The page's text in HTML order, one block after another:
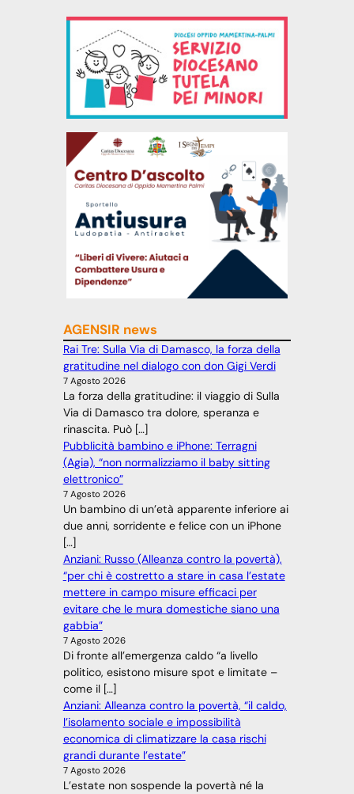
AGENSIR news
Rai Tre: Sulla Via di Damasco, la forza della
gratitudine nel dialogo con don Gigi Verdi
7 Agosto 2026
La forza della gratitudine: il viaggio di Sulla
Via di Damasco tra dolore, speranza e
rinascita. Può […]
Pubblicità bambino e iPhone: Terragni
(Agia), “non normalizziamo il baby sitting
elettronico”
7 Agosto 2026
Un bambino di un’età apparente inferiore ai
due anni, sorridente e felice con un iPhone
[…]
Anziani: Russo (Alleanza contro la povertà),
“per chi è costretto a stare in casa l’estate
mettere in campo misure efficaci per
evitare che le mura domestiche siano una
gabbia”
7 Agosto 2026
Di fronte all’emergenza caldo “a livello
politico, esistono misure spot e limitate –
come il […]
Anziani: Alleanza contro la povertà, “il caldo,
l’isolamento sociale e impossibilità
economica di climatizzare la casa rischi
grandi durante l’estate”
7 Agosto 2026
L’estate non sospende la povertà né la